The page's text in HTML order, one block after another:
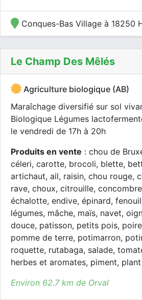
Conques-Bas Village à 18250
Le Champ Des Mêlés
Agriculture biologique (AB)
Maraîchage diversifié sur sol
Biologique Légumes
le vendredi de 17h à 20h
Produits en vente : chou de
céleri, carotte, brocoli, blette,
artichaut, ail, raisin, chou rouge,
rave, choux, citrouille,
échalotte, endive, épinard,
légumes, mâche, maïs, navet,
douce, patisson, petits pois,
pomme de terre, potimarron,
roquette, rutabaga, salade,
herbes et aromates, piment, plant
Environ 62.7 km de Orval